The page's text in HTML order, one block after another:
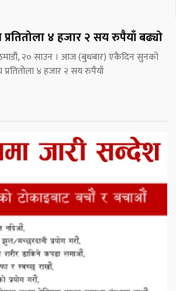
४ हजार २ सय रुपैयाँ बढ्यो
२० साउन । आज (बुधबार) एकैदिन सुनको
४ हजार २ सय रुपैयाँ